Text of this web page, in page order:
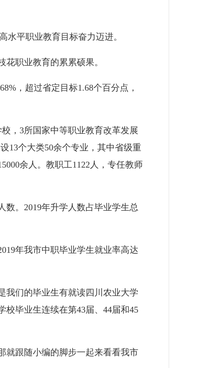
平职业教育目标奋力迈进。
职业教育的累累硕果。
，超过省定目标1.68个百分点，
，3所国家中等职业教育改革发展
13个大类50余个专业，其中省级重
余人。教职工1122人，专任教师
。2019年升学人数占毕业学生总
年我市中职毕业学生就业率高达
们的毕业生有就读四川农业大学
毕业生连续在第43届、44届和45
跟随小编的脚步一起来看看我市